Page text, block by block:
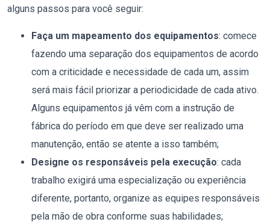
alguns passos para você seguir:
Faça um mapeamento dos equipamentos: comece
fazendo uma separação dos equipamentos de acordo
com a criticidade e necessidade de cada um, assim
será mais fácil priorizar a periodicidade de cada ativo.
Alguns equipamentos já vêm com a instrução de
fábrica do período em que deve ser realizado uma
manutenção, então se atente a isso também;
Designe os responsáveis pela execução: cada
trabalho exigirá uma especialização ou experiência
diferente, portanto, organize as equipes responsáveis
pela mão de obra conforme suas habilidades;